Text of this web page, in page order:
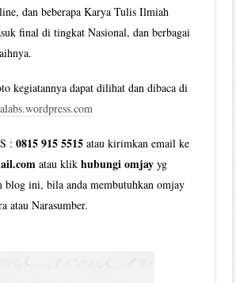
dan beberapa Karya Tulis Ilmiah
final di tingkat Nasional, dan berbagai
kegiatannya dapat dilihat dan dibaca di
:0815 915 5515 atau kirimkan email ke
atau klikhubungi omjay yg
blog ini, bila anda membutuhkan omjay
atau Narasumber.